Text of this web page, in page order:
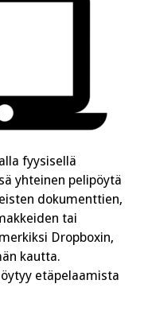
fyysisellä
yhteinen pelipöytä
dokumenttien,
tai
Dropboxin,
kautta.
etäpelaamista